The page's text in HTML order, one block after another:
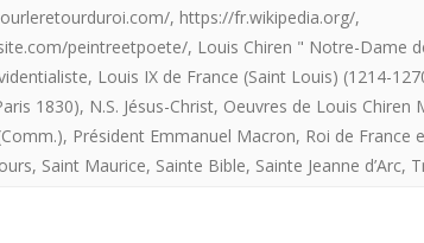
flotte
offre
aux
, https://fr.wikipedia.org/,
peintreetpoete/, Louis Chiren " Notre-Dame
, Louis IX de France (Saint Louis) (1214-
1830), N.S. Jésus-Christ, Oeuvres de Louis Chiren
, Président Emmanuel Macron, Roi de France
, Saint Maurice, Sainte Bible, Sainte Jeanne d’Arc,